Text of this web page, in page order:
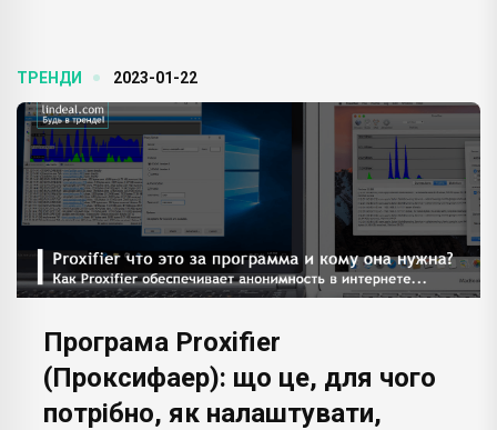
ТРЕНДИ 2023-01-22
Програма Proxifier
(Проксифаер): що це, для чого
потрібно, як налаштувати,